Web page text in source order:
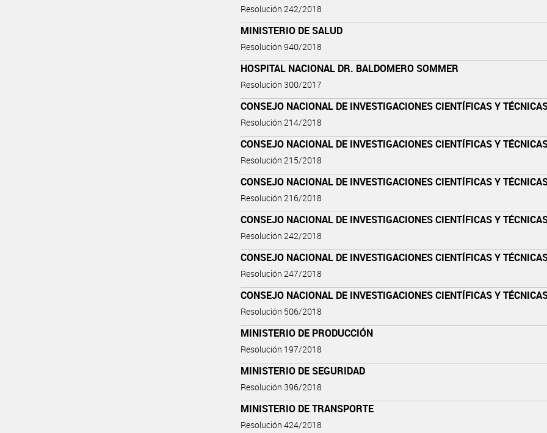
Resolución 242/2018
MINISTERIO DE SALUD
Resolución 940/2018
HOSPITAL NACIONAL DR. BALDOMERO SOMMER
Resolución 300/2017
CONSEJO NACIONAL DE INVESTIGACIONES CIENTÍFICAS Y
Resolución 214/2018
CONSEJO NACIONAL DE INVESTIGACIONES CIENTÍFICAS Y
Resolución 215/2018
CONSEJO NACIONAL DE INVESTIGACIONES CIENTÍFICAS Y
Resolución 216/2018
CONSEJO NACIONAL DE INVESTIGACIONES CIENTÍFICAS Y
Resolución 242/2018
CONSEJO NACIONAL DE INVESTIGACIONES CIENTÍFICAS Y
Resolución 247/2018
CONSEJO NACIONAL DE INVESTIGACIONES CIENTÍFICAS Y
Resolución 506/2018
MINISTERIO DE PRODUCCIÓN
Resolución 197/2018
MINISTERIO DE SEGURIDAD
Resolución 396/2018
MINISTERIO DE TRANSPORTE
Resolución 424/2018